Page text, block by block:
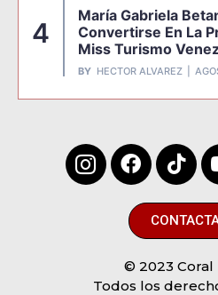
4
María Gabriela
Convertirse En La
Miss Turismo
BY HECTOR ALVAREZ
© 2023 Coral
Todos los